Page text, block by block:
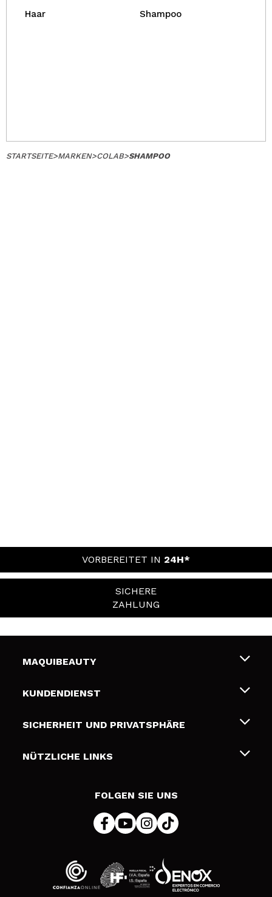
Haar Shampoo
STARTSEITE>MARKEN>COLAB>SHAMPOO
VORBEREITET IN 24H*
SICHERE
ZAHLUNG
MAQUIBEAUTY
Über uns
Geschenkkarten
KUNDENDIENST
Liefer- und Versandkosten
Zahlung
SICHERHEIT UND PRIVATSPHÄRE
Bedingungen und Datenschutz
NÜTZLICHE LINKS
FOLGEN SIE UNS